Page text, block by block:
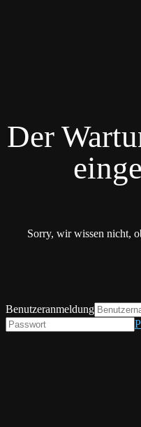
Der
Sorry, wir wissen nicht,
Benutzeranmeldung